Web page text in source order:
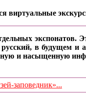
виртуальные
экспонатов.
в будущем и
и насыщенную
заповедник»...